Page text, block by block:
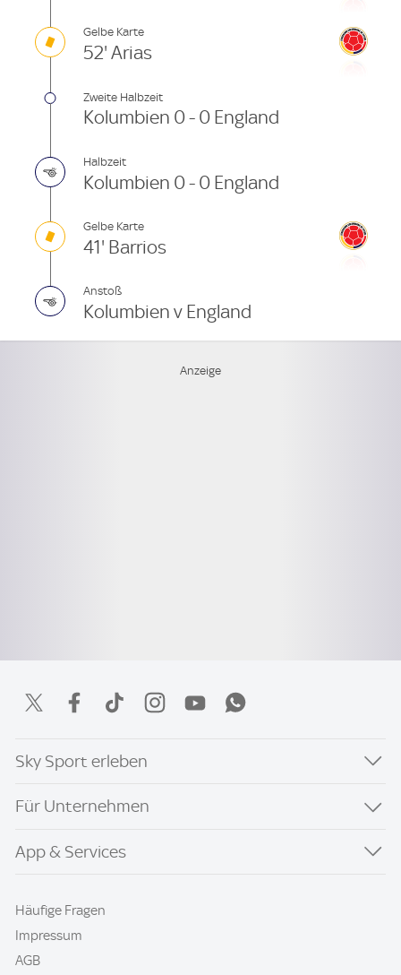
Gelbe Karte
52' Arias
Zweite Halbzeit
Kolumbien 0 - 0 England
Halbzeit
Kolumbien 0 - 0 England
Gelbe Karte
41' Barrios
Anstoß
Kolumbien v England
Sky Sport erleben
Für Unternehmen
App & Services
Häufige Fragen
Impressum
AGB